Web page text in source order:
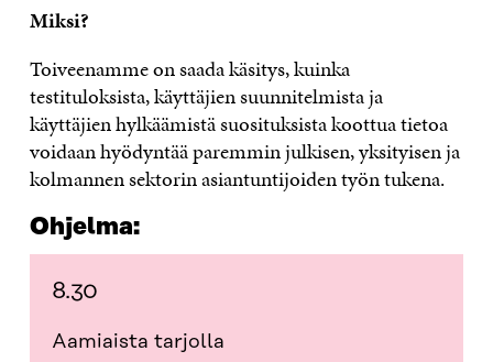
Miksi?
Toiveenamme on saada käsitys, kuinka
testituloksista, käyttäjien suunnitelmista ja
käyttäjien hylkäämistä suosituksista koottua tietoa
voidaan hyödyntää paremmin julkisen, yksityisen ja
kolmannen sektorin asiantuntijoiden työn tukena.
Ohjelma:
8.30
Aamiaista tarjolla